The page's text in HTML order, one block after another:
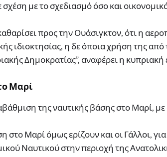
με το σχεδιασμό όσο και
προς την Ουάσιγκτον, ότι η
ιδιοκτησίας, η δε όποια χρήση της από
Δημοκρατίας”, αναφέρει η
Μαρί
της ναυτικής βάσης στο Μαρί, με
στο Μαρί όμως ερίζουν και οι Γάλλοι,
Ναυτικού στην περιοχή της